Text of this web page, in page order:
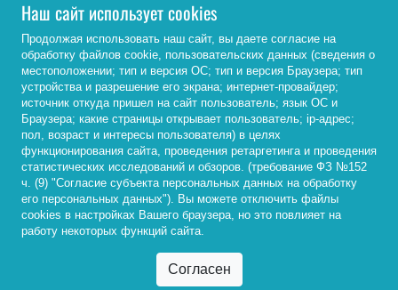
http://www.minobrnauki.gov.ru/
Министерство просвещения РФ
https://edu.gov.ru/
Федеральный портал «Российское образование»
http://www.edu.ru/
© 2026, ФГБОУ ВО «Байкальский государственный
университет»
Наш сайт использует cookies
Продолжая использовать наш сайт, вы даете согласие на
обработку файлов cookie, пользовательских данных (сведения о
местоположении; тип и версия ОС; тип и версия Браузера; тип
устройства и разрешение его экрана; интернет-провайдер;
источник откуда пришел на сайт пользователь; язык ОС и
Браузера; какие страницы открывает пользователь; ip-адрес;
пол, возраст и интересы пользователя) в целях
функционирования сайта, проведения ретаргетинга и проведения
статистических исследований и обзоров. (требование ФЗ №152
ч. (9) "Согласие субъекта персональных данных на обработку
его персональных данных"). Вы можете отключить файлы
cookies в настройках Вашего браузера, но это повлияет на
работу некоторых функций сайта.